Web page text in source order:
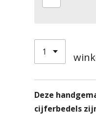
Deze
cijferbedels